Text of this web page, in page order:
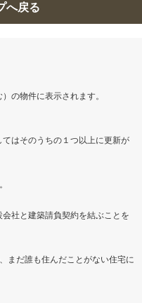
へ戻る
の物件に表示されます。
はそのうちの１つ以上に更新が
社と建築請負契約を結ぶことを
まだ誰も住んだことがない住宅に